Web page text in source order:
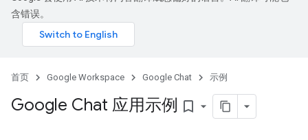
含错误。
首页 Google Workspace Google Chat 示例
Google Chat 应用示例 bookmark_border